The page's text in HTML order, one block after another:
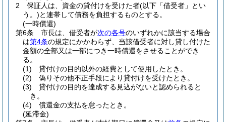
2
保証人は、資金の貸付けを受けた者(以下「借受者」とい
う。)と連帯して債務を負担するものとする。
(一時償還)
第6条
市長は、借受者が次の各号のいずれかに該当する場合
は第4条の規定にかかわらず、当該借受者に対し貸し付けた
金額の全部又は一部につき一時償還をさせることができ
る。
(1)
貸付けの目的以外の経費として使用したとき。
(2)
偽りその他不正手段により貸付けを受けたとき。
(3)
貸付けの目的を達成する見込がないと認められると
き。
(4)
償還金の支払を怠ったとき。
(延滞金)